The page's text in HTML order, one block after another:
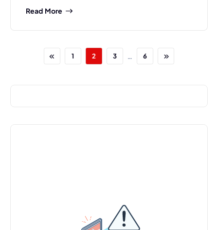
Read More
1 2 3 … 6